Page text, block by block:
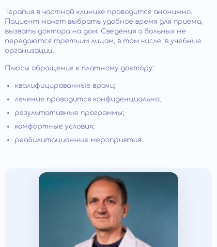
Терапия в частной клинике проводится анонимно.
Пациент может выбрать удобное время для приема,
вызвать доктора на дом. Сведения о больных не
передаются третьим лицам, в том числе, в учебные
организации.
Плюсы обращения к платному доктору:
квалифицированные врачи;
лечение проводится конфиденциально;
результативные программы;
комфортные условия;
реабилитационные мероприятия.